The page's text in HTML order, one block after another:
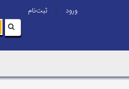
ورود |
ثبت‌نام